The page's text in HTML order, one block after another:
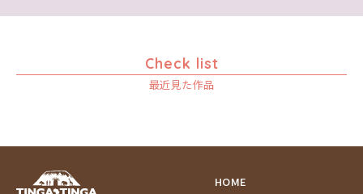
Check list
最近見た作品
HOME